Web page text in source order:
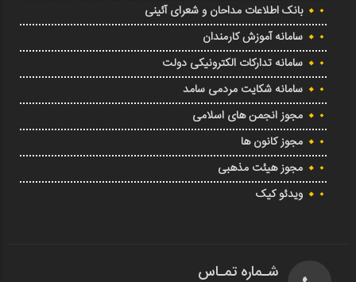
بانک اطلاعات مداحان و شعرای آئینی
سامانه آموزش کارمندان
سامانه تدارکات الکترونیکی دولت
سامانه شکایت مردمی سامد
مجوز انجمن های اسلامی
مجوز کانون ها
مجوز هیئت مذهبی
ویدئو کیک
شـماره تمـاس